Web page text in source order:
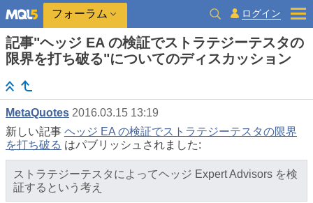
フォーラム ログイン
記事"ヘッジ EA の検証でストラテジーテスタの
限界を打ち破る"についてのディスカッション
MetaQuotes 2016.03.15 13:19
新しい記事 ヘッジ EA の検証でストラテジーテスタの限界
を打ち破る はパブリッシュされました:
ストラテジーテスタによってヘッジ Expert Advisors を検
証するという考え